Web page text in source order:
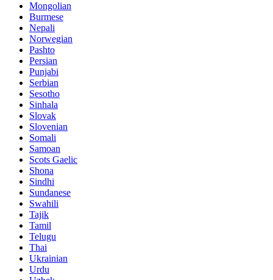
Mongolian
Burmese
Nepali
Norwegian
Pashto
Persian
Punjabi
Serbian
Sesotho
Sinhala
Slovak
Slovenian
Somali
Samoan
Scots Gaelic
Shona
Sindhi
Sundanese
Swahili
Tajik
Tamil
Telugu
Thai
Ukrainian
Urdu